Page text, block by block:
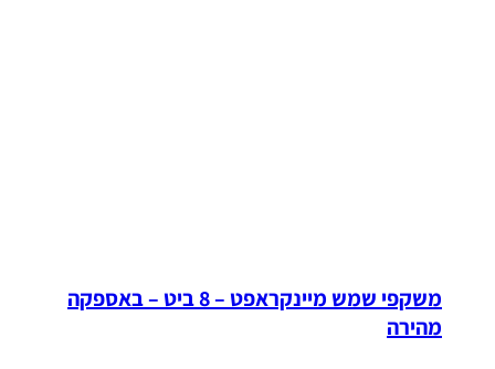
משקפי שמש מיינקראפט – 8 ביט – באספקה
מהירה